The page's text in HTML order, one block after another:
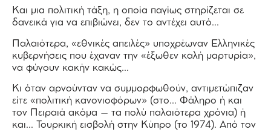
Και μια πολιτική τάξη, η οποία παγίως στηρίζεται σε
δανεικά για να επιβιώνει, δεν το αντέχει αυτό…
Παλαιότερα, «εθνικές απειλές» υποχρέωναν Ελληνικές
κυβερνήσεις που έχαναν την «έξωθεν καλή μαρτυρία»,
να φύγουν κακήν κακώς…
Κι όταν αρνούνταν να συμμορφωθούν, αντιμετώπιζαν
είτε «πολιτική κανονιοφόρων» (στο… Φάληρο ή και
τον Πειραιά ακόμα – τα πολύ παλαιότερα χρόνια) ή
και… Τουρκική εισβολή στην Κύπρο (το 1974). Από τον